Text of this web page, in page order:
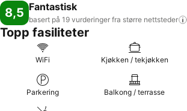
8,5 Fantastisk
basert på 19 vurderinger fra større nettsteder
Topp fasiliteter
WiFi Kjøkken / tekjøkken
Parkering Balkong / terrasse